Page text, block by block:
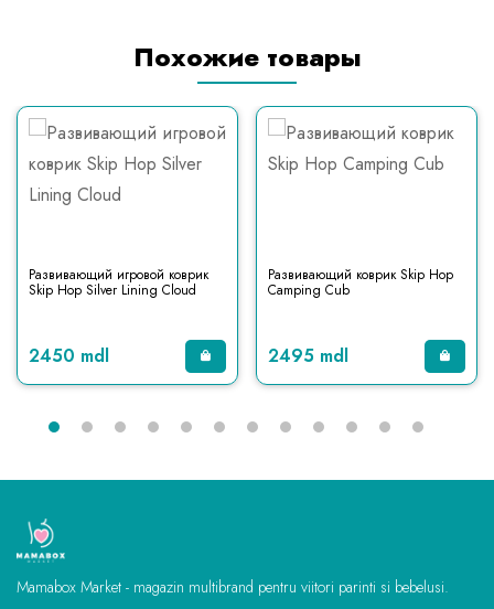
Похожие товары
Развивающий игровой коврик
Skip Hop Silver Lining Cloud
2450 mdl
Развивающий коврик Skip Hop
Camping Cub
2495 mdl
Mamabox Market - magazin multibrand pentru viitori parinti si bebelusi.